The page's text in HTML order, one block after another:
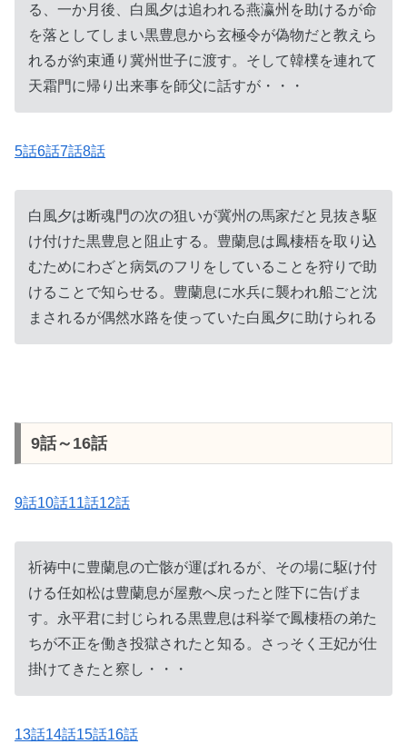
る、一か月後、白風夕は追われる燕瀛州を助けるが命
を落としてしまい黒豊息から玄極令が偽物だと教えら
れるが約束通り冀州世子に渡す。そして韓樸を連れて
天霜門に帰り出来事を師父に話すが・・・
5話6話7話8話
白風夕は断魂門の次の狙いが冀州の馬家だと見抜き駆
け付けた黒豊息と阻止する。豊蘭息は鳳棲梧を取り込
むためにわざと病気のフリをしていることを狩りで助
けることで知らせる。豊蘭息に水兵に襲われ船ごと沈
まされるが偶然水路を使っていた白風夕に助けられる
9話～16話
9話10話11話12話
祈祷中に豊蘭息の亡骸が運ばれるが、その場に駆け付
ける任如松は豊蘭息が屋敷へ戻ったと陛下に告げま
す。永平君に封じられる黒豊息は科挙で鳳棲梧の弟た
ちが不正を働き投獄されたと知る。さっそく王妃が仕
掛けてきたと察し・・・
13話14話15話16話